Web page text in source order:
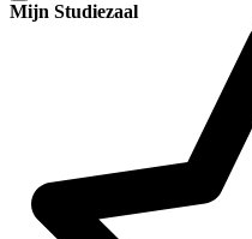
Mijn Studiezaal